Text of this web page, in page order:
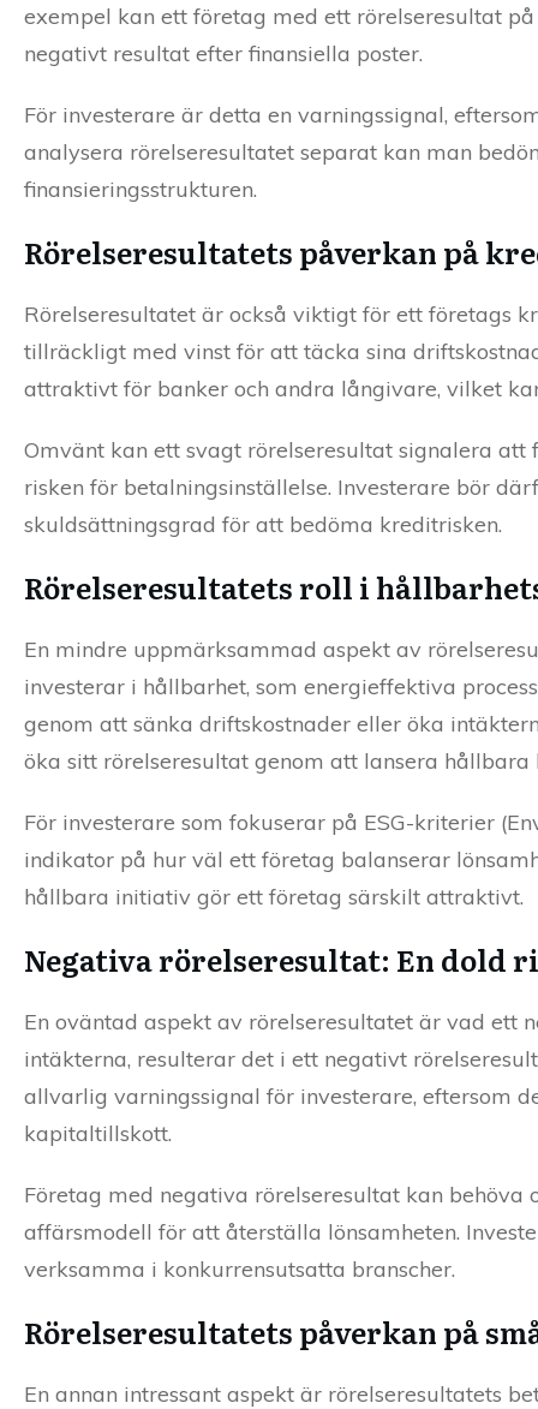
exempel kan ett företag med ett rörelseresultat
negativt resultat efter finansiella poster.
För investerare är detta en varningssignal,
analysera rörelseresultatet separat kan man
finansieringsstrukturen.
Rörelseresultatets påverkan på
Rörelseresultatet är också viktigt för ett företags
tillräckligt med vinst för att täcka sina
attraktivt för banker och andra långivare, vilket
Omvänt kan ett svagt rörelseresultat signalera
risken för betalningsinställelse. Investerare bör
skuldsättningsgrad för att bedöma kreditrisken.
Rörelseresultatets roll i
En mindre uppmärksammad aspekt av
investerar i hållbarhet, som energieffektiva
genom att sänka driftskostnader eller öka
öka sitt rörelseresultat genom att lansera
För investerare som fokuserar på ESG-kriterier
indikator på hur väl ett företag balanserar
hållbara initiativ gör ett företag särskilt attraktivt.
Negativa rörelseresultat: En dold
En oväntad aspekt av rörelseresultatet är vad ett
intäkterna, resulterar det i ett negativt
allvarlig varningssignal för investerare, eftersom
kapitaltillskott.
Företag med negativa rörelseresultat kan
affärsmodell för att återställa lönsamheten.
verksamma i konkurrensutsatta branscher.
Rörelseresultatets påverkan på
En annan intressant aspekt är rörelseresultatets